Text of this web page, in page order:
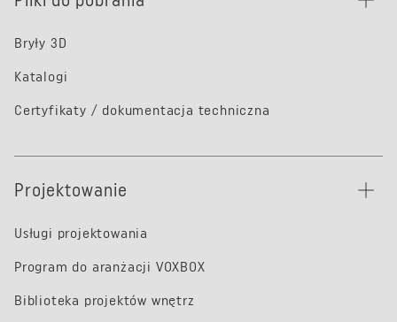
Bryły 3D
Katalogi
Certyfikaty / dokumentacja techniczna
Projektowanie
Usługi projektowania
Program do aranżacji VOXBOX
Biblioteka projektów wnętrz